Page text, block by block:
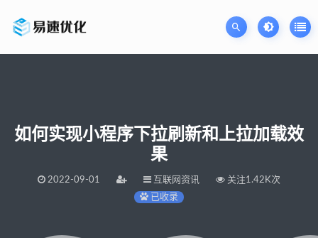
如何实现小程序下拉刷新和上拉加载效
果
2022-09-01 互联网资讯
关注1.42K次
已收录